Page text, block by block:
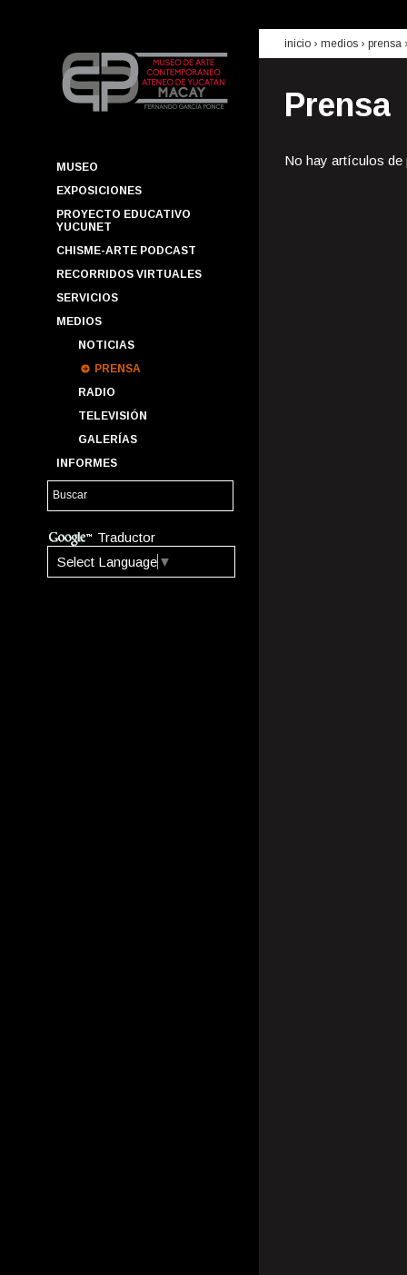
MUSEO
EXPOSICIONES
PROYECTO EDUCATIVO
YUCUNET
CHISME-ARTE PODCAST
RECORRIDOS VIRTUALES
SERVICIOS
MEDIOS
NOTICIAS
PRENSA
RADIO
TELEVISIÓN
GALERÍAS
INFORMES
Traductor
Select Language ▼
inicio › medios › prensa
Prensa
No hay artículos de